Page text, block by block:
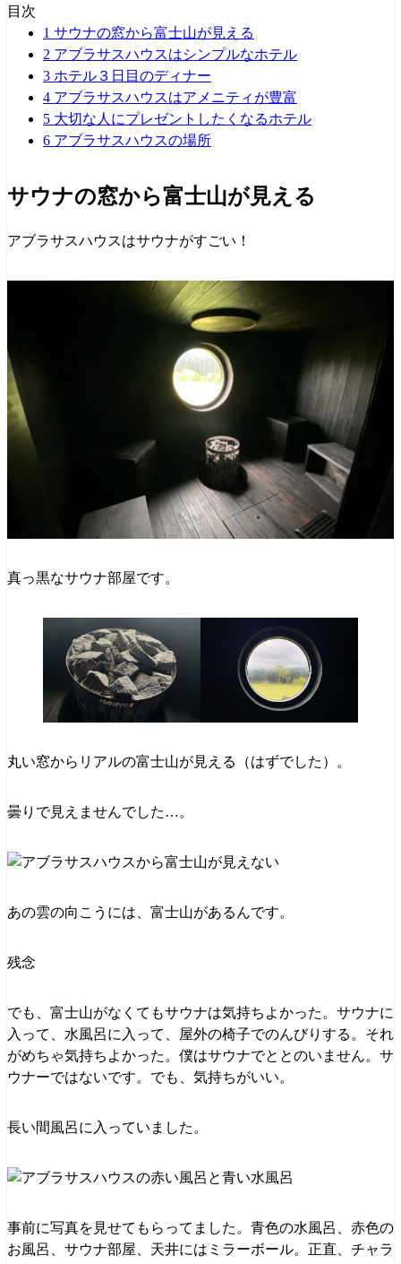
目次
1 サウナの窓から富士山が見える
2 アブラサスハウスはシンプルなホテル
3 ホテル３日目のディナー
4 アブラサスハウスはアメニティが豊富
5 大切な人にプレゼントしたくなるホテル
6 アブラサスハウスの場所
サウナの窓から富士山が見える
アブラサスハウスはサウナがすごい！
真っ黒なサウナ部屋です。
丸い窓からリアルの富士山が見える（はずでした）。
曇りで見えませんでした…。
あの雲の向こうには、富士山があるんです。
残念
でも、富士山がなくてもサウナは気持ちよかった。サウナに
入って、水風呂に入って、屋外の椅子でのんびりする。それ
がめちゃ気持ちよかった。僕はサウナでととのいません。サ
ウナーではないです。でも、気持ちがいい。
長い間風呂に入っていました。
事前に写真を見せてもらってました。青色の水風呂、赤色の
お風呂、サウナ部屋、天井にはミラーボール。正直、チャラ